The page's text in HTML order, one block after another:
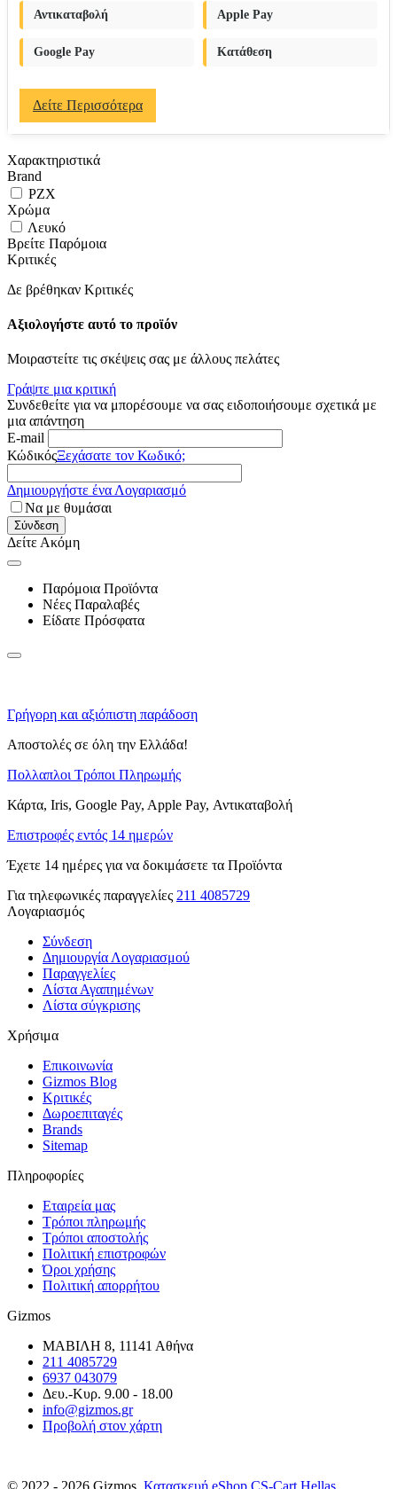
Αντικαταβολή Apple Pay
Google Pay Κατάθεση
Δείτε Περισσότερα
Χαρακτηριστικά
Brand
PZX
Χρώμα
Λευκό
Βρείτε Παρόμοια
Κριτικές
Δε βρέθηκαν Κριτικές
Αξιολογήστε αυτό το προϊόν
Μοιραστείτε τις σκέψεις σας με άλλους πελάτες
Γράψτε μια κριτική
Συνδεθείτε για να μπορέσουμε να σας ειδοποιήσουμε σχετικά με
μια απάντηση
E-mail
ΚώδικόςΞεχάσατε τον Κωδικό;
Δημιουργήστε ένα Λογαριασμό
Να με θυμάσαι
Σύνδεση
Δείτε Ακόμη
Παρόμοια Προϊόντα
Νέες Παραλαβές
Είδατε Πρόσφατα
Γρήγορη και αξιόπιστη παράδοση
Αποστολές σε όλη την Ελλάδα!
Πολλαπλοι Τρόποι Πληρωμής
Κάρτα, Iris, Google Pay, Apple Pay, Αντικαταβολή
Επιστροφές εντός 14 ημερών
Έχετε 14 ημέρες για να δοκιμάσετε τα Προϊόντα
Για τηλεφωνικές παραγγελίες 211 4085729
Λογαριασμός
Σύνδεση
Δημιουργία Λογαριασμού
Παραγγελίες
Λίστα Αγαπημένων
Λίστα σύγκρισης
Χρήσιμα
Επικοινωνία
Gizmos Blog
Κριτικές
Δωροεπιταγές
Brands
Sitemap
Πληροφορίες
Εταιρεία μας
Τρόποι πληρωμής
Τρόποι αποστολής
Πολιτική επιστροφών
Όροι χρήσης
Πολιτική απορρήτου
Gizmos
ΜΑΒΙΛΗ 8, 11141 Αθήνα
211 4085729
6937 043079
Δευ.-Κυρ. 9.00 - 18.00
info@gizmos.gr
Προβολή στον χάρτη
© 2022 - 2026 Gizmos. Κατασκευή eShop CS-Cart Hellas